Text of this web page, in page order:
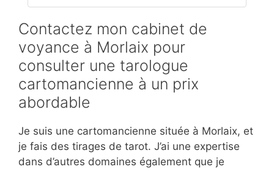
Contactez mon cabinet de
voyance à Morlaix pour
consulter une tarologue
cartomancienne à un prix
abordable
Je suis une cartomancienne située à Morlaix, et
je fais des tirages de tarot. J’ai une expertise
dans d’autres domaines également que je